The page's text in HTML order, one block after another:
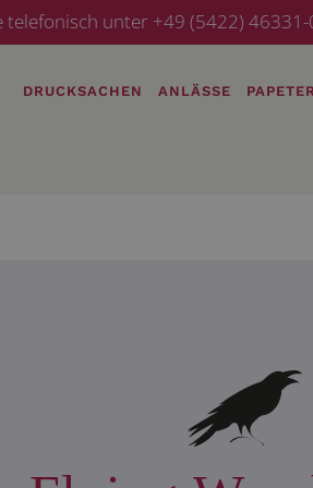
telefonisch unter +49 (5422)
DRUCKSACHEN ANLÄSSE